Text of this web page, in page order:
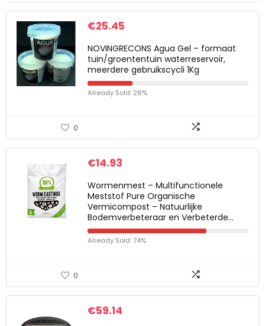
€25.45
NOVINGRECONS Agua Gel – formaat
tuin/groententuin waterreservoir,
meerdere gebruikscycli 1Kg
Already Sold: 28%
0
€14.93
Wormenmest – Multifunctionele
Meststof Pure Organische
Vermicompost – Natuurlijke
Bodemverbeteraar en Verbeterde…
Already Sold: 74%
0
€59.14